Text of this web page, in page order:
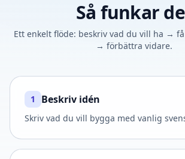
Så funkar
Ett enkelt flöde: beskriv vad du vill ha →
→ förbättra vidare.
1 Beskriv idén
Skriv vad du vill bygga med vanlig